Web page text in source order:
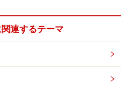
連するテーマ